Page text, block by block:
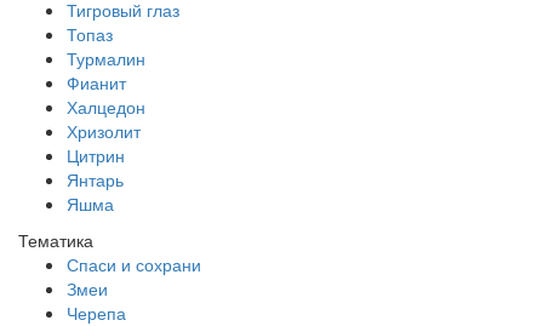
Тигровый глаз
Топаз
Турмалин
Фианит
Халцедон
Хризолит
Цитрин
Янтарь
Яшма
Тематика
Спаси и сохрани
Змеи
Черепа